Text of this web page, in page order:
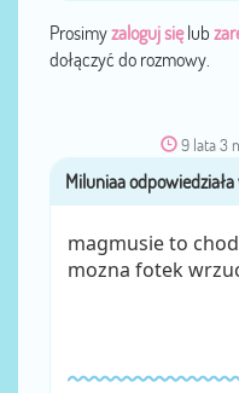
Prosimyzaloguj sięlub
dołączyć do rozmowy.
9 lata 3
magmusie to
mozna fotek